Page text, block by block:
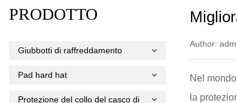
PRODOTTO
Giubbotti di raffreddamento
Pad hard hat
Protezione del collo del casco di
Author:
Nel
la